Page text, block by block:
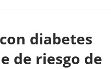
diabetes
de riesgo de